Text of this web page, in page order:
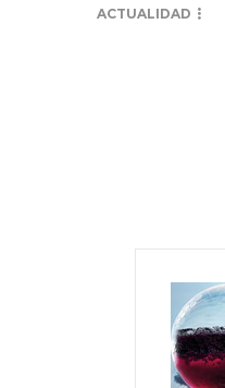
ACTUALIDAD